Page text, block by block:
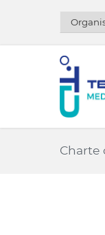
Charte